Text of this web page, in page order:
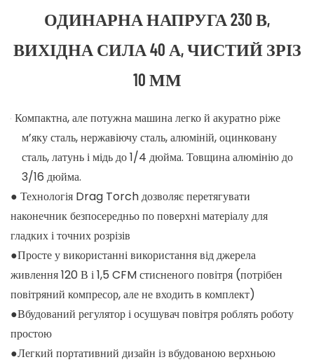
ОДИНАРНА НАПРУГА 230 В,
ВИХІДНА СИЛА 40 А, ЧИСТИЙ ЗРІЗ
10 ММ
● Компактна, але потужна машина легко й акуратно ріже
м’яку сталь, нержавіючу сталь, алюміній, оцинковану
сталь, латунь і мідь до 1/4 дюйма. Товщина алюмінію до
3/16 дюйма.
● Технологія Drag Torch дозволяє перетягувати
наконечник безпосередньо по поверхні матеріалу для
гладких і точних розрізів
●Просте у використанні використання від джерела
живлення 120 В і 1,5 CFM стисненого повітря (потрібен
повітряний компресор, але не входить в комплект)
●Вбудований регулятор і осушувач повітря роблять роботу
простою
●Легкий портативний дизайн із вбудованою верхньою